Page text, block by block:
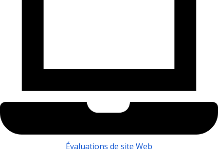
Évaluations de site Web